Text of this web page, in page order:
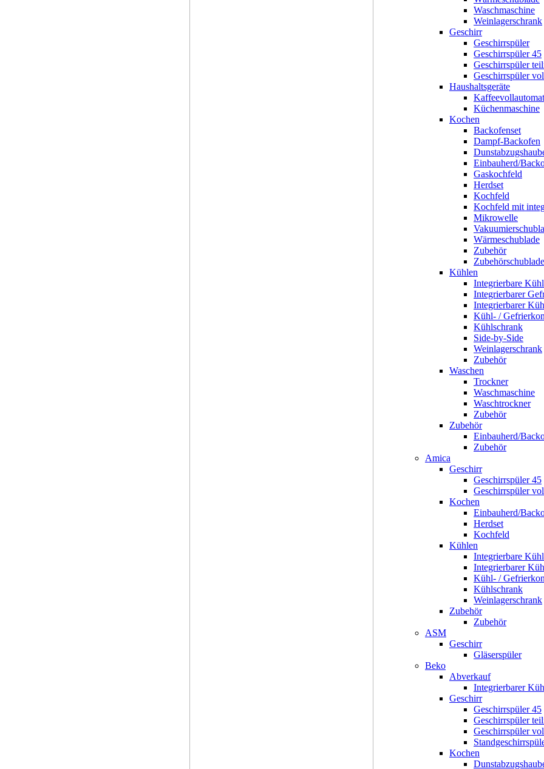
Waschmaschine
Weinlagerschrank
Geschirr
Geschirrspüler
Geschirrspüler 45
Geschirrspüler
Geschirrspüler
Haushaltsgeräte
Küchenmaschine
Kochen
Backofenset
Dampf-Backofen
Einbauherd/
Gaskochfeld
Herdset
Kochfeld
Kochfeld mit
Mikrowelle
Wärmeschublade
Zubehör
Zubehörschublade
Kühlen
Integrierbare
Integrierbarer
Integrierbarer
Kühl- /
Kühlschrank
Side-by-Side
Weinlagerschrank
Zubehör
Waschen
Trockner
Waschmaschine
Waschtrockner
Zubehör
Zubehör
Einbauherd/
Zubehör
Amica
Geschirr
Geschirrspüler 45
Geschirrspüler
Kochen
Einbauherd/
Herdset
Kochfeld
Kühlen
Integrierbare
Integrierbarer
Kühl- /
Kühlschrank
Weinlagerschrank
Zubehör
Zubehör
ASM
Geschirr
Gläserspüler
Beko
Abverkauf
Integrierbarer
Geschirr
Geschirrspüler 45
Geschirrspüler
Geschirrspüler
Kochen